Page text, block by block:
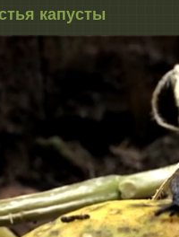
капусты